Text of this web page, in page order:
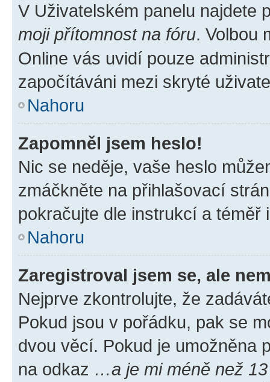
V Uživatelském panelu najdete
moji přítomnost na fóru. Volbou
Online vás uvidí pouze
započítáváni mezi skryté
Nahoru
Zapomněl jsem heslo!
Nic se neděje, vaše heslo
zmáčkněte na přihlašovací
pokračujte dle instrukcí a téměř
Nahoru
Zaregistroval jsem se, ale
Nejprve zkontrolujte, že
Pokud jsou v pořádku, pak se
dvou věcí. Pokud je umožněna
na odkaz …a je mi méně než